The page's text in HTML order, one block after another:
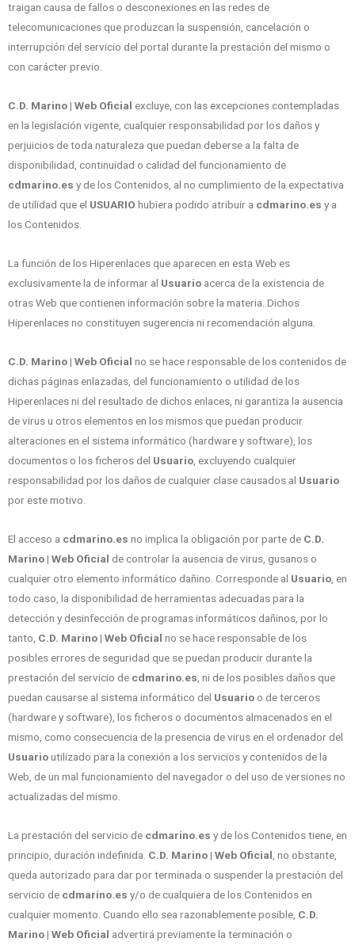
traigan causa de fallos o desconexiones en las redes de
telecomunicaciones que produzcan la suspensión, cancelación o
interrupción del servicio del portal durante la prestación del mismo o
con carácter previo.
C.D. Marino | Web Oficial excluye, con las excepciones contempladas
en la legislación vigente, cualquier responsabilidad por los daños y
perjuicios de toda naturaleza que puedan deberse a la falta de
disponibilidad, continuidad o calidad del funcionamiento de
cdmarino.es y de los Contenidos, al no cumplimiento de la expectativa
de utilidad que el USUARIO hubiera podido atribuir a cdmarino.es y a
los Contenidos.
La función de los Hiperenlaces que aparecen en esta Web es
exclusivamente la de informar al Usuario acerca de la existencia de
otras Web que contienen información sobre la materia. Dichos
Hiperenlaces no constituyen sugerencia ni recomendación alguna.
C.D. Marino | Web Oficial no se hace responsable de los contenidos de
dichas páginas enlazadas, del funcionamiento o utilidad de los
Hiperenlaces ni del resultado de dichos enlaces, ni garantiza la ausencia
de virus u otros elementos en los mismos que puedan producir
alteraciones en el sistema informático (hardware y software), los
documentos o los ficheros del Usuario , excluyendo cualquier
responsabilidad por los daños de cualquier clase causados al Usuario
por este motivo.
El acceso a cdmarino.es no implica la obligación por parte de C.D.
Marino | Web Oficial de controlar la ausencia de virus, gusanos o
cualquier otro elemento informático dañino. Corresponde al Usuario , en
todo caso, la disponibilidad de herramientas adecuadas para la
detección y desinfección de programas informáticos dañinos, por lo
tanto, C.D. Marino | Web Oficial no se hace responsable de los
posibles errores de seguridad que se puedan producir durante la
prestación del servicio de cdmarino.es , ni de los posibles daños que
puedan causarse al sistema informático del Usuarioo de terceros
(hardware y software), los ficheros o documentos almacenados en el
mismo, como consecuencia de la presencia de virus en el ordenador del
Usuarioutilizado para la conexión a los servicios y contenidos de la
Web, de un mal funcionamiento del navegador o del uso de versiones no
actualizadas del mismo.
La prestación del servicio de cdmarino.es y de los Contenidos tiene, en
principio, duración indefinida. C.D. Marino | Web Oficial , no obstante,
queda autorizado para dar por terminada o suspender la prestación del
servicio de cdmarino.es y/o de cualquiera de los Contenidos en
cualquier momento. Cuando ello sea razonablemente posible, C.D.
Marino | Web Oficial advertirá previamente la terminación o